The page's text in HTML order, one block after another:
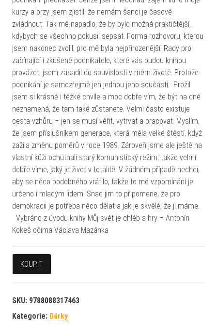
kurzy a brzy jsem zjistil, že nemám šanci je časově
zvládnout. Tak mě napadlo, že by bylo možná praktičtější,
kdybych se všechno pokusil sepsat. Forma rozhovoru, kterou
jsem nakonec zvolil, pro mě byla nejpřirozenější. Rady pro
začínající i zkušené podnikatele, které vás budou knihou
provázet, jsem zasadil do souvislostí v mém životě. Protože
podnikání je samozřejmě jen jednou jeho součástí. Prožil
jsem si krásné i těžké chvíle a moc dobře vím, že být na dně
neznamená, že tam také zůstanete. Velmi často existuje
cesta vzhůru – jen se musí věřit, vytrvat a pracovat. Myslím,
že jsem příslušníkem generace, která měla velké štěstí, když
zažila změnu poměrů v roce 1989. Zároveň jsme ale ještě na
vlastní kůži ochutnali starý komunistický režim, takže velmi
dobře víme, jaký je život v totalitě. V žádném případě nechci,
aby se něco podobného vrátilo, takže to mé vzpomínání je
určeno i mladým lidem. Snad jim to připomene, že pro
demokracii je potřeba něco dělat a jak je skvělé, že ji máme.
Vybráno z úvodu knihy Můj svět je chléb a hry – Antonín
Kokeš očima Václava Mazánka
KOUPIT
SKU: 9788088317463
Kategorie: Dárky